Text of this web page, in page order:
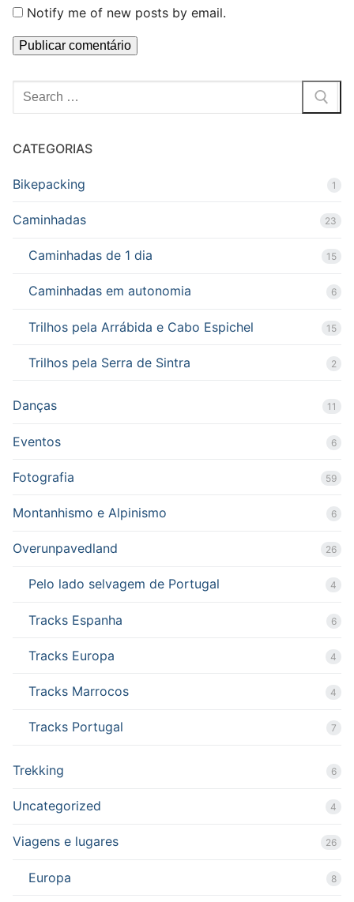
Notify me of new posts by email.
Pesquisar
por:
CATEGORIAS
Bikepacking 1
Caminhadas 23
Caminhadas de 1 dia 15
Caminhadas em autonomia 6
Trilhos pela Arrábida e Cabo Espichel 15
Trilhos pela Serra de Sintra 2
Danças 11
Eventos 6
Fotografia 59
Montanhismo e Alpinismo 6
Overunpavedland 26
Pelo lado selvagem de Portugal 4
Tracks Espanha 6
Tracks Europa 4
Tracks Marrocos 4
Tracks Portugal 7
Trekking 6
Uncategorized 4
Viagens e lugares 26
Europa 8